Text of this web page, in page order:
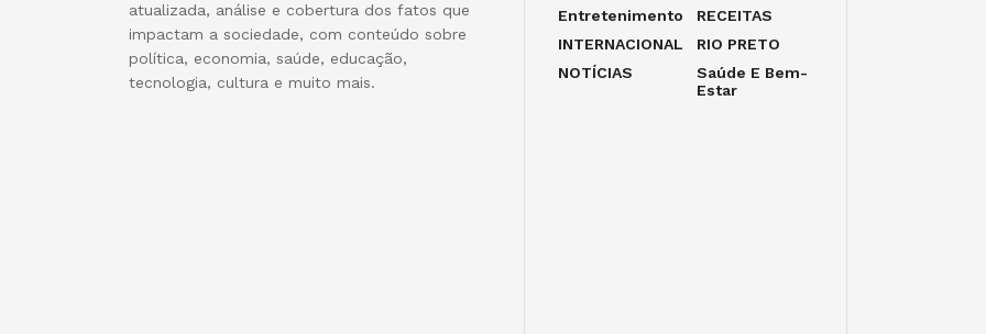
atualizada, análise e cobertura dos fatos que
impactam a sociedade, com conteúdo sobre
política, economia, saúde, educação,
tecnologia, cultura e muito mais.
Entretenimento
INTERNACIONAL
NOTÍCIAS
RECEITAS
RIO PRETO
Saúde E Bem-
Estar